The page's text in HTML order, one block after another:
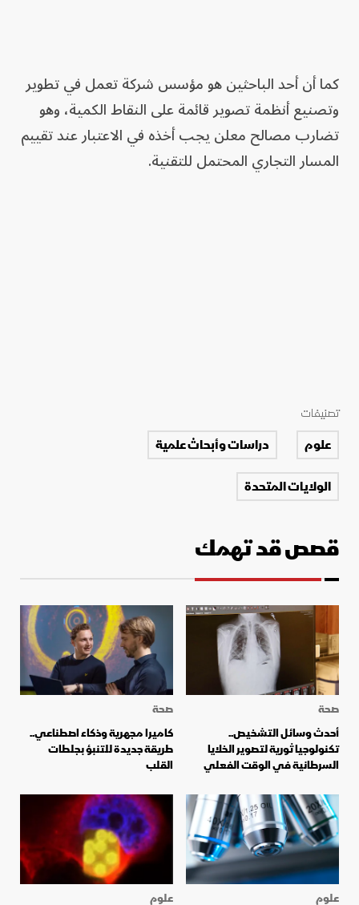
كما أن أحد الباحثين هو مؤسس شركة تعمل في تطوير
وتصنيع أنظمة تصوير قائمة على النقاط الكمية، وهو
تضارب مصالح معلن يجب أخذه في الاعتبار عند تقييم
المسار التجاري المحتمل للتقنية.
تصنيفات
علوم
دراسات وأبحاث علمية
الولايات المتحدة
قصص قد تهمك
صحة
أحدث وسائل التشخيص..
تكنولوجيا ثورية لتصوير الخلايا
السرطانية في الوقت الفعلي
صحة
كاميرا مجهرية وذكاء اصطناعي..
طريقة جديدة للتنبؤ بجلطات
القلب
علوم
علوم